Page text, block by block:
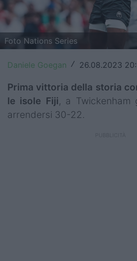
Top14
Premiership
Champions Cup
Challenge Cup
World Rugby
Rugby World Cup
Foto Nations Series
Daniele Goegan / 26.08.2023
Prima vittoria della storia
le isole Fiji, a Twickenham
arrendersi 30-22.